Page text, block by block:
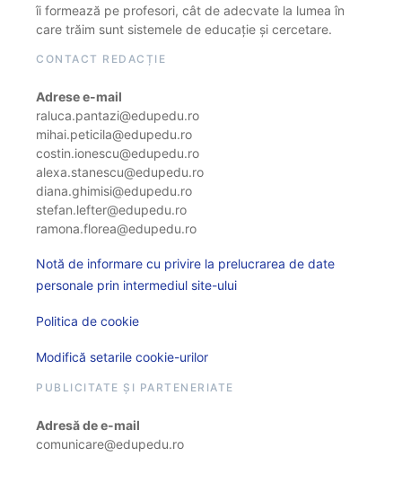
îi formează pe profesori, cât de adecvate la lumea în
care trăim sunt sistemele de educație și cercetare.
CONTACT REDACȚIE
Adrese e-mail
raluca.pantazi@edupedu.ro
mihai.peticila@edupedu.ro
costin.ionescu@edupedu.ro
alexa.stanescu@edupedu.ro
diana.ghimisi@edupedu.ro
stefan.lefter@edupedu.ro
ramona.florea@edupedu.ro
Notă de informare cu privire la prelucrarea de date
personale prin intermediul site-ului
Politica de cookie
Modifică setarile cookie-urilor
PUBLICITATE ȘI PARTENERIATE
Adresă de e-mail
comunicare@edupedu.ro